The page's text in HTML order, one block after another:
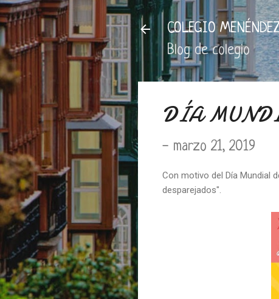
COLEGIO
Blog de colegio
DÍA
- marzo 21, 2019
Con motivo del Día Mundial
desparejados".